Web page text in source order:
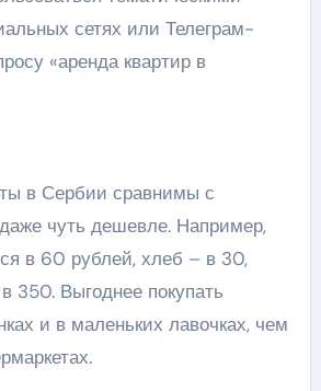
сетях или Телеграм-
«аренда квартир в
в Сербии сравнимы с
чуть дешевле. Например,
в 60 рублей, хлеб – в 30,
350. Выгоднее покупать
и в маленьких лавочках, чем